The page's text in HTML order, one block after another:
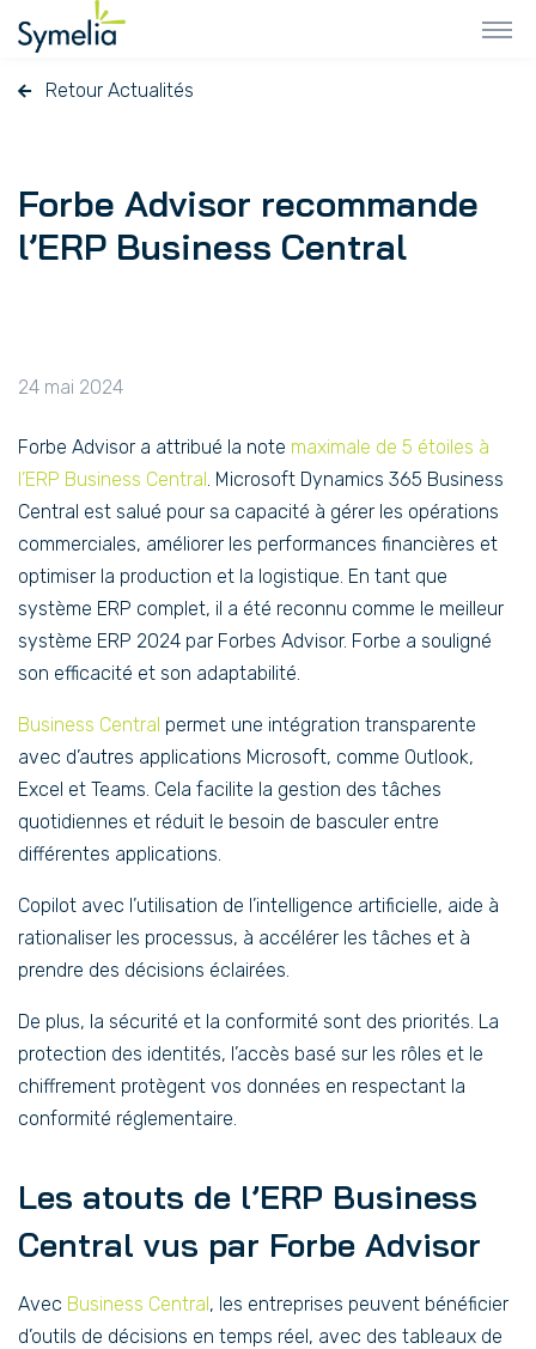
Retour Actualités
Forbe Advisor recommande
l’ERP Business Central
24 mai 2024
Forbe Advisor a attribué la note maximale de 5 étoiles à
l’ERP Business Central. Microsoft Dynamics 365 Business
Central est salué pour sa capacité à gérer les opérations
commerciales, améliorer les performances financières et
optimiser la production et la logistique. En tant que
système ERP complet, il a été reconnu comme le meilleur
système ERP 2024 par Forbes Advisor. Forbe a souligné
son efficacité et son adaptabilité.
Business Central permet une intégration transparente
avec d’autres applications Microsoft, comme Outlook,
Excel et Teams. Cela facilite la gestion des tâches
quotidiennes et réduit le besoin de basculer entre
différentes applications.
Copilot avec l’utilisation de l’intelligence artificielle, aide à
rationaliser les processus, à accélérer les tâches et à
prendre des décisions éclairées.
De plus, la sécurité et la conformité sont des priorités. La
protection des identités, l’accès basé sur les rôles et le
chiffrement protègent vos données en respectant la
conformité réglementaire.
Les atouts de l’ERP Business
Central vus par Forbe Advisor
Avec Business Central, les entreprises peuvent bénéficier
d’outils de décisions en temps réel, avec des tableaux de